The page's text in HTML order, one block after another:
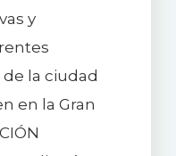
y
la ciudad
en la Gran